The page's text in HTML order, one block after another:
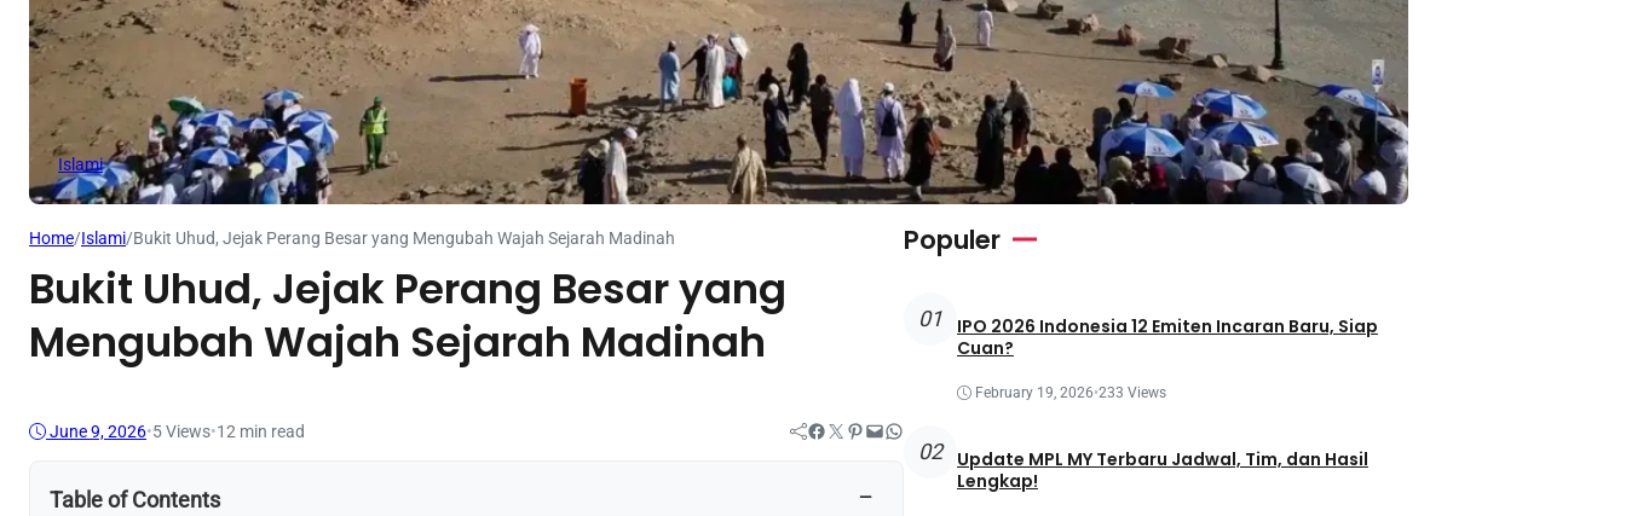
Islami
Home/Islami/Bukit Uhud, Jejak Perang Besar yang Mengubah Wajah Sejarah Madinah
Bukit Uhud, Jejak Perang Besar yang
Mengubah Wajah Sejarah Madinah
June 9, 2026•5Views•12 min read Facebook Twitter Pinterest Mail WhatsApp
Table of Contents −
Populer
01
IPO 2026 Indonesia 12 Emiten Incaran Baru, Siap
Cuan?
February 19, 2026•233 Views
02
Update MPL MY Terbaru Jadwal, Tim, dan Hasil
Lengkap!